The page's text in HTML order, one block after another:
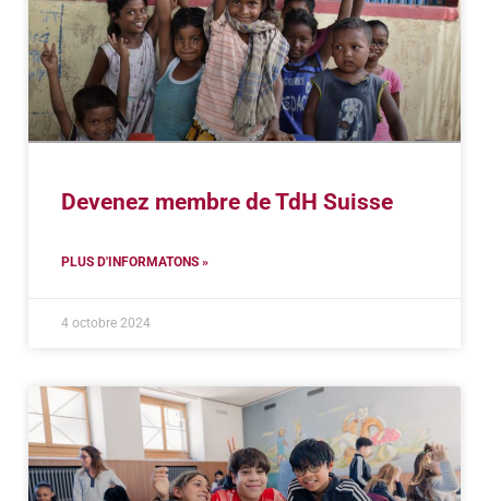
Devenez membre de TdH Suisse
PLUS D'INFORMATONS »
4 octobre 2024